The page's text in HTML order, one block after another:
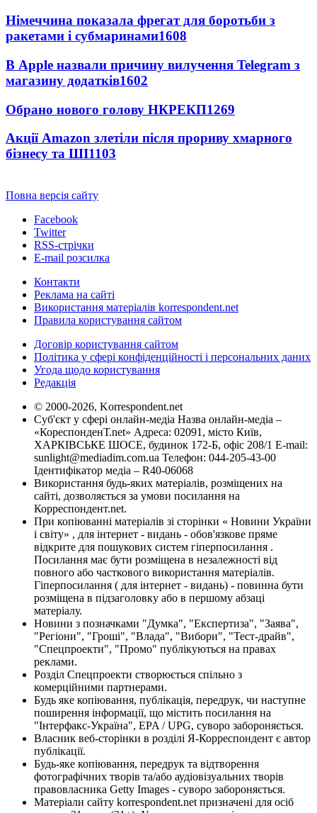
Німеччина показала фрегат для боротьби з
ракетами і субмаринами1608
В Apple назвали причину вилучення Telegram з
магазину додатків1602
Обрано нового голову НКРЕКП1269
Акції Amazon злетіли після прориву хмарного
бізнесу та ШІ1103
Повна версія сайту
Facebook
Twitter
RSS-стрічки
E-mail розсилка
Контакти
Реклама на сайті
Використання матеріалів korrespondent.net
Правила користування сайтом
Договір користування сайтом
Політика у сфері конфіденційності і персональних даних
Угода щодо користування
Редакція
© 2000-2026, Korrespondent.net
Суб'єкт у сфері онлайн-медіа Назва онлайн-медіа –
«КореспонденТ.net» Адреса: 02091, місто Київ,
ХАРКІВСЬКЕ ШОСЕ, будинок 172-Б, офіс 208/1 E-mail:
sunlight@mediadim.com.ua Телефон: 044-205-43-00
Ідентифікатор медіа – R40-06068
Використання будь-яких матеріалів, розміщених на
сайті, дозволяється за умови посилання на
Корреспондент.net.
При копіюванні матеріалів зі сторінки « Новини України
і світу» , для інтернет - видань - обов'язкове пряме
відкрите для пошукових систем гіперпосилання .
Посилання має бути розміщена в незалежності від
повного або часткового використання матеріалів.
Гіперпосилання ( для інтернет - видань) - повинна бути
розміщена в підзаголовку або в першому абзаці
матеріалу.
Новини з позначками "Думка", "Експертиза", "Заява",
"Регіони", "Гроші", "Влада", "Вибори", "Тест-драйв",
"Спецпроекти", "Промо" публікуються на правах
реклами.
Розділ Спецпроекти створюється спільно з
комерційними партнерами.
Будь яке копіювання, публікація, передрук, чи наступне
поширення інформації, що містить посилання на
"Інтерфакс-Україна", EPA / UPG, суворо забороняється.
Власник веб-сторінки в розділі Я-Корреспондент є автор
публікації.
Будь-яке копіювання, передрук та відтворення
фотографічних творів та/або аудіовізуальних творів
правовласника Getty Images - суворо забороняється.
Матеріали сайту korrespondent.net призначені для осіб